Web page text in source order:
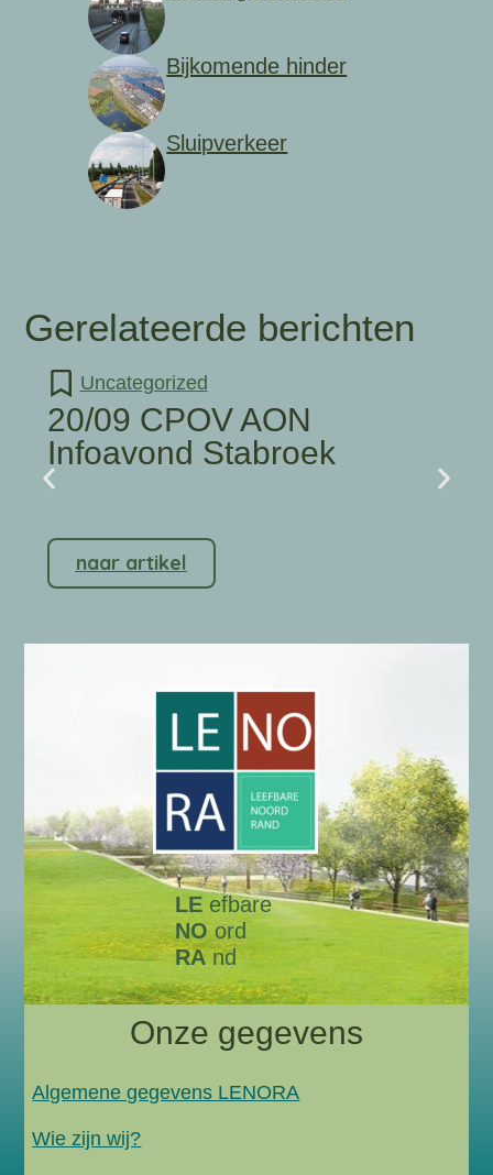
Bijkomende hinder
Sluipverkeer
Gerelateerde berichten
Uncategorized
20/09 CPOV AON
Infoavond Stabroek
naar artikel
LE efbare
NOord
RAnd
Onze gegevens
Algemene gegevens LENORA
Wie zijn wij?